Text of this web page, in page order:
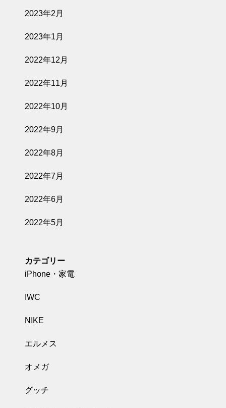
2023年2月
2023年1月
2022年12月
2022年11月
2022年10月
2022年9月
2022年8月
2022年7月
2022年6月
2022年5月
カテゴリー
iPhone・家電
IWC
NIKE
エルメス
オメガ
グッチ